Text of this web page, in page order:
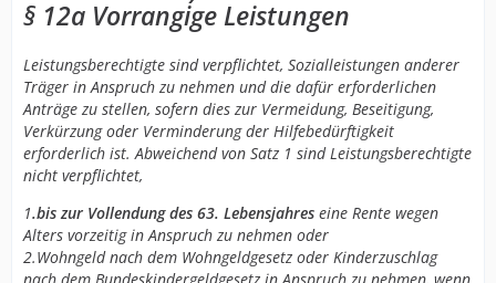
§ 12a Vorrangige Leistungen
Leistungsberechtigte sind verpflichtet, Sozialleistungen anderer
Träger in Anspruch zu nehmen und die dafür erforderlichen
Anträge zu stellen, sofern dies zur Vermeidung, Beseitigung,
Verkürzung oder Verminderung der Hilfebedürftigkeit
erforderlich ist. Abweichend von Satz 1 sind Leistungsberechtigte
nicht verpflichtet,
1.bis zur Vollendung des 63. Lebensjahres eine Rente wegen
Alters vorzeitig in Anspruch zu nehmen oder
2.Wohngeld nach dem Wohngeldgesetz oder Kinderzuschlag